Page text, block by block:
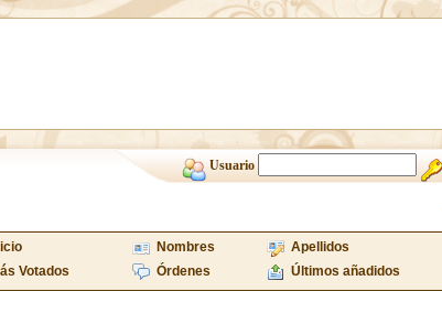
Usuario
Nombres Apellidos
Votados
Órdenes Últimos añadidos